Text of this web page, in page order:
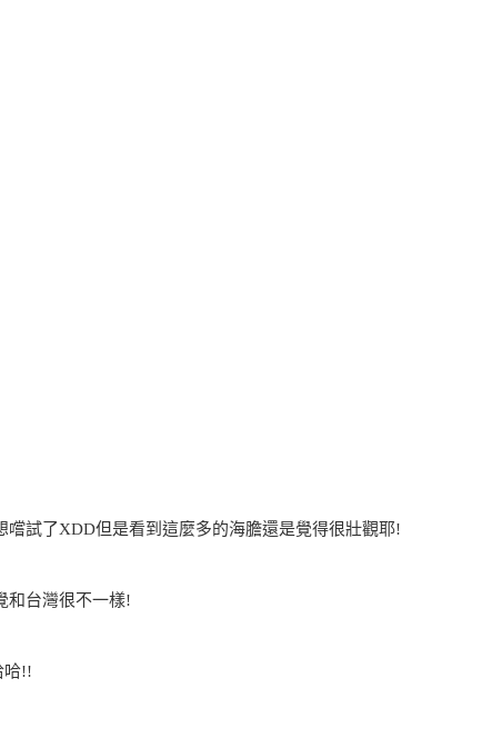
試了XDD但是看到這麼多的海膽還是覺得很壯觀耶!
和台灣很不一樣!
哈!!